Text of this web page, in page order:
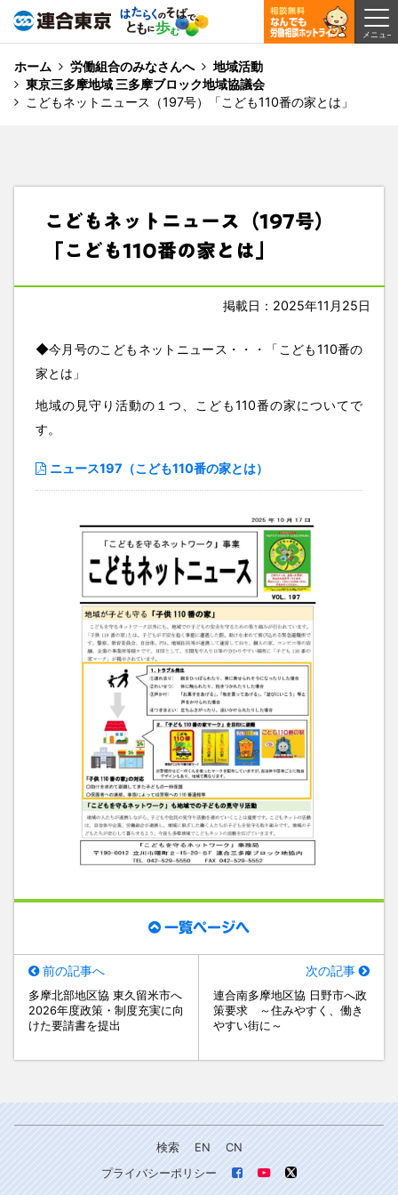
ホーム 労働組合のみなさんへ
地域活動
東京三多摩地域 三多摩ブロック地域協議会
こどもネットニュース（197号）「こども110番の家とは」
こどもネットニュース（197号）
「こども110番の家とは」
掲載日：2025年11月25日
◆今月号のこどもネットニュース・・・「こども110番の
家とは」
地域の見守り活動の１つ、こども110番の家についてで
す。
ニュース197（こども110番の家とは）
一覧ページへ
前の記事へ
多摩北部地区協 東久留米市へ
2026年度政策・制度充実に向
けた要請書を提出
次の記事
連合南多摩地区協 日野市へ政
策要求 ～住みやすく、働き
やすい街に～
検索 EN
CN
プライバシーポリシー